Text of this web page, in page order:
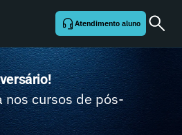
Atendimento aluno
cursos de pós-